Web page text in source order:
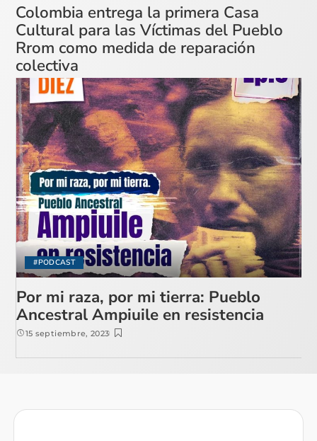
Colombia entrega la primera Casa
Cultural para las Víctimas del Pueblo
Rrom como medida de reparación
colectiva
#PODCAST
Por mi raza, por mi tierra: Pueblo
Ancestral Ampiuile en resistencia
15 septiembre, 2023